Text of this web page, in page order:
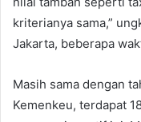
kriterianya sama,”
Jakarta, beberapa
Masih sama dengan
Kemenkeu, terdapat